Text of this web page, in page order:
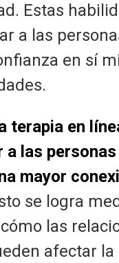
Estas
a las
en sí
terapia en
a las
mayor
se logra
las
afectar la